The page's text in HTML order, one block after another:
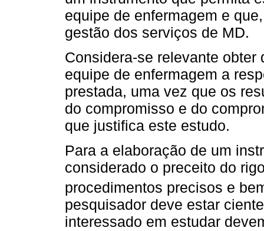
equipe de enfermagem e
gestão dos serviços de MD.
Considera-se relevante
equipe de enfermagem a
prestada, uma vez que os
do compromisso e do
que justifica este estudo.
Para a elaboração de um
considerado o preceito do
procedimentos precisos e
pesquisador deve estar
interessado em estudar